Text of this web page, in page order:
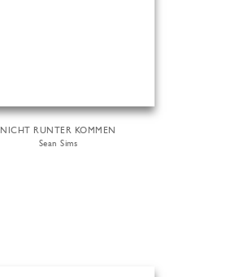
NICHT RUNTER KOMMEN
Sean Sims